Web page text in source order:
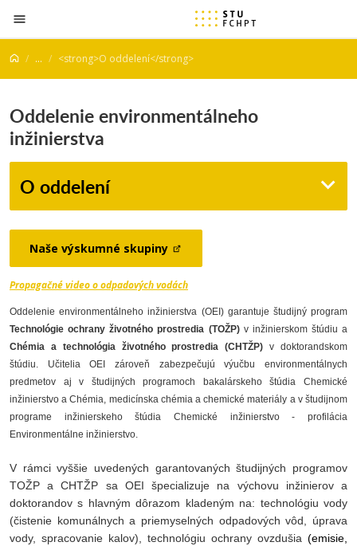
Prejsť na obsah
... <strong>O oddelení</strong>
Oddelenie environmentálneho
inžinierstva
O oddelení
Naše výskumné skupiny
Propagačné video o odpadových vodách
Oddelenie environmentálneho inžinierstva (OEI) garantuje študijný program
Technológie ochrany životného prostredia (TOŽP) v inžinierskom štúdiu a
Chémia a technológia životného prostredia (CHTŽP)v doktorandskom
štúdiu. Učitelia OEI zároveň zabezpečujú výučbu environmentálnych
predmetov aj v študijných programoch bakalárskeho štúdia Chemické
inžinierstvo a Chémia, medicínska chémia a chemické materiály a v študijnom
programe inžinierskeho štúdia Chemické inžinierstvo - profilácia
Environmentálne inžinierstvo.
V rámci vyššie uvedených garantovaných študijných programov
TOŽP a CHTŽP sa OEI špecializuje na výchovu inžinierov a
doktorandov s hlavným dôrazom kladeným na: technológiu vody
(čistenie komunálnych a priemyselných odpadových vôd, úprava
vody, spracovanie kalov), technológiu ochrany ovzdušia (emisie,